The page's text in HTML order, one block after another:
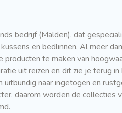
bedrijf (Malden), dat
en bedlinnen. Al meer
te maken van
uit reizen en dit zie je terug
uitbundig naar ingetogen en
daarom worden de collecties